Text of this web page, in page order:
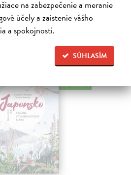
na zabezpečenie a meranie
účely a zaistenie vášho
a spokojnosti.
SÚHLASÍM
na sklade